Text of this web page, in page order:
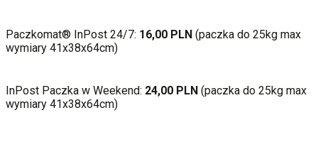
Paczkomat® InPost 24/7: 16,00 PLN (paczka do 25kg max
wymiary 41x38x64cm)
InPost Paczka w Weekend: 24,00 PLN (paczka do 25kg max
wymiary 41x38x64cm)